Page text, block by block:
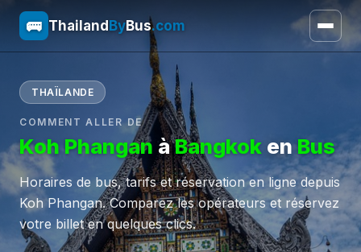
🚌 Thailand ByBus.com
THAÏLANDE
COMMENT ALLER DE
Koh Phangan àBangkok enBus
Horaires de bus, tarifs et réservation en ligne depuis
Koh Phangan. Comparez les opérateurs et réservez
votre billet en quelques clics.